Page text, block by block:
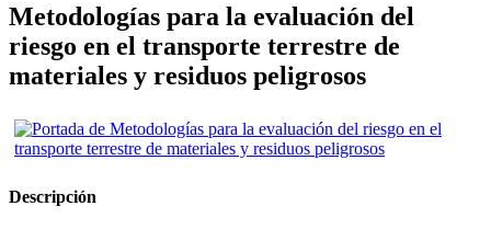
Metodologías para la evaluación del
riesgo en el transporte terrestre de
materiales y residuos peligrosos
Descripción